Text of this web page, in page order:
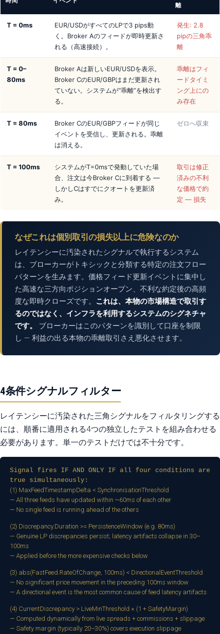
離
T = 0ms
EUR/USDがすべてのLPで3 pips動
く。Broker Aのフィードが即時更新さ
れる（高速接続）。
発生: 2.8
pipの三角乖
離
T = 0–
80ms
Broker Aは新しいEUR/USDを表示。
Broker CのEUR/GBPはまだ更新され
ていない。システムが“乖離”を検出す
る。
乖離はフィ
ードタイミ
ング上にの
み存在
T = 80ms
Broker CのEUR/GBPフィードが同じ
イベントを受信し、更新される。乖離
は消える。
ゼロへ収束
T = 100ms
システムがT=0msで発動していた場
合、注文は今Broker Cに到着する —
しかしCはすでにクオートを更新済
み。
取引は修正
済みの不利
な価格で約
定 — 損失
なぜこれは個別取引の損失以上に危険なのか
レイテンシーに汚染されたシグナルで執行するシステム
は、ブローカーがトキシックと分類する特定の注文フロー
パターンを生みます。価格フィード更新イベントに集中し
た高速な三方向ポジションオープン、不利な約定後の高頻
度な即時クローズです。 これは、本物の市場構造で取引す
るのではなく、インフラを利用するシステムのシグネチャ
です。
ブローカーはこのパターンを識別して口座を制限
し — 利益の出る本物の乖離取引さえ悪化させます。
4条件シグナルフィルター
レイテンシーに汚染された三角シグナルをフィルタリングする
には、順番に適用される4つの独立したテストを組み合わせる
必要があります。単一のテストだけでは不十分です。
Signal fires IF AND ONLY IF all four conditions are
true simultaneously:
(1) MaxFeedTimestampDelta < SynchronisationThreshold
— All three feeds have updated within ~60ms of each other
— No single feed is running ahead of the others
(2) Discrepancy.Duration >= PersistenceWindow (e.g. 80ms)
— Genuine LP discrepancies persist; latency artifacts collapse in 30–
100ms
— Applied before the more expensive checks below
(3) abs(FastFeed.RateOfChange, 100ms) < DirectionalEventThreshold
— No significant price movement in the preceding 100ms window
— A directional event is the most common cause of feed latency artifacts
(4) CurrentDiscrepancy > LiveMinThreshold × (1 + SafetyMargin)
— Computed dynamically from live spreads + commissions + slippage
— Safety margin (typically 20–30%) covers execution slippage